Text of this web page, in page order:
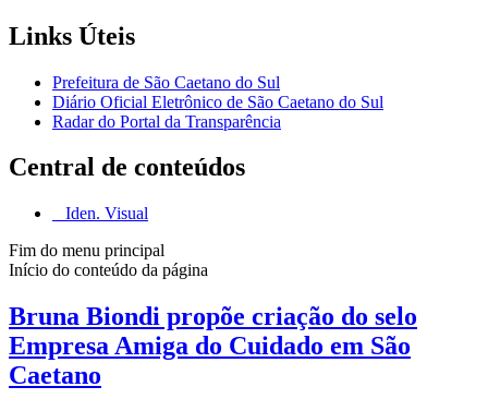
Links Úteis
Prefeitura de São Caetano do Sul
Diário Oficial Eletrônico de São Caetano do Sul
Radar do Portal da Transparência
Central de conteúdos
Iden. Visual
Fim do menu principal
Início do conteúdo da página
Bruna Biondi propõe criação do selo
Empresa Amiga do Cuidado em São
Caetano